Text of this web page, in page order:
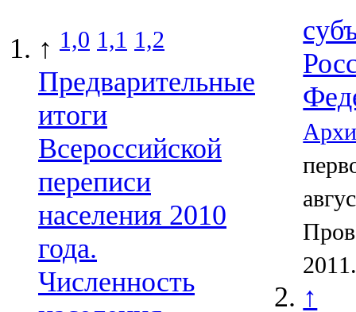
↑ 1,0 1,1 1,2
Предварительные
итоги
Всероссийской
переписи
населения 2010
года.
Численность
↑